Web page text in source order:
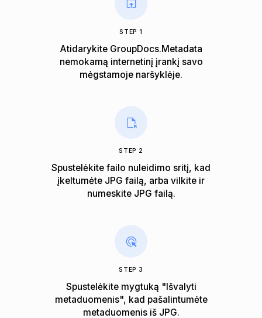
STEP 1
Atidarykite GroupDocs.Metadata
nemokamą internetinį įrankį savo
mėgstamoje naršyklėje.
STEP 2
Spustelėkite failo nuleidimo sritį, kad
įkeltumėte JPG failą, arba vilkite ir
numeskite JPG failą.
STEP 3
Spustelėkite mygtuką "Išvalyti
metaduomenis", kad pašalintumėte
metaduomenis iš JPG.